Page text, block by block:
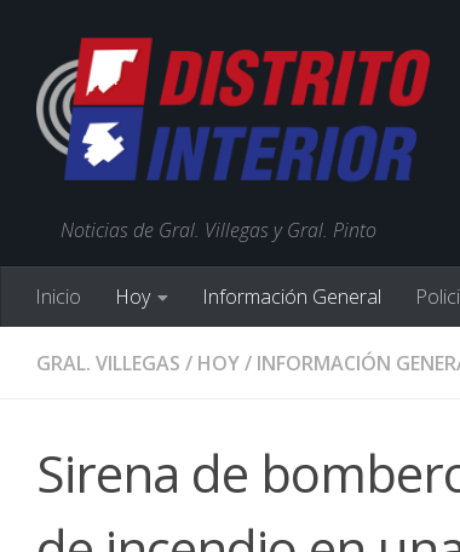
Noticias de Gral. Villegas y Gral. Pinto
Inicio Hoy Información General
GRAL. VILLEGAS / HOY/ INFORMACIÓN
Sirena de